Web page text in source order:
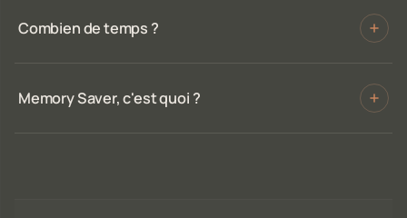
Combien de temps ?
Memory Saver, c'est quoi ?